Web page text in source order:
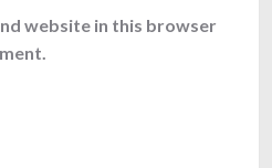
website in this browser